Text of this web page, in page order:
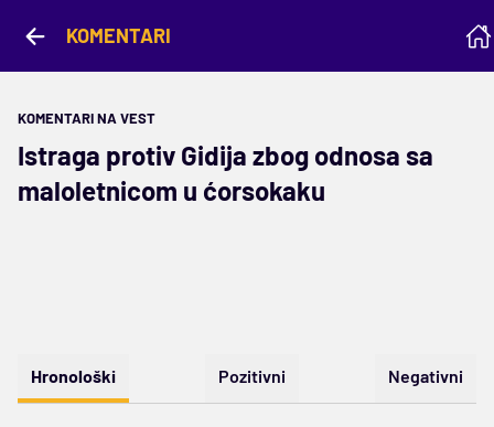
KOMENTARI
KOMENTARI NA VEST
Istraga protiv Gidija zbog odnosa sa
maloletnicom u ćorsokaku
Hronološki Pozitivni Negativni